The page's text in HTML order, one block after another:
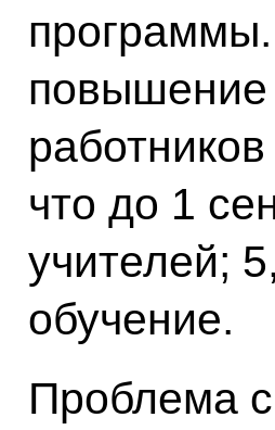
повышение
что до 1
учителей;
обучение.
Проблема